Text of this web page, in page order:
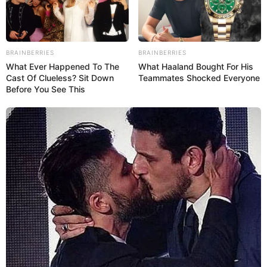
BRAINBERRIES
What Ever Happened To The
Cast Of Clueless? Sit Down
Before You See This
BRAINBERRIES
What Haaland Bought For His
Teammates Shocked Everyone